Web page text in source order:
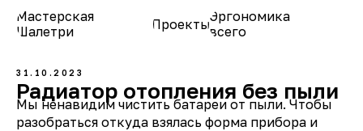
Мастерская
Шалетри
ПроектыЭргономика
всего
31.10.2023
Радиатор отопления без пыли
Мы ненавидим чистить батареи от пыли. Чтобы
разобраться откуда взялась форма прибора и